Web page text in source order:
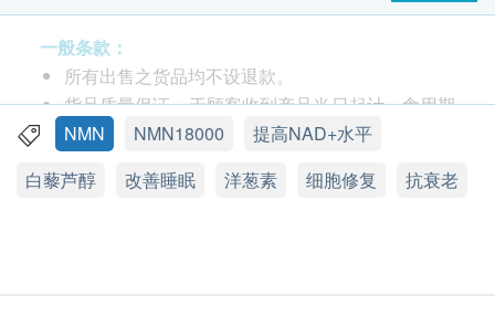
针对现代人追求的高质、高效生活而设计的高端科
技逆龄产品
【一樽能全方位减低所有因老化而生的身体问题】
进一步高效提升身体机能、改善肤质、整体效能都
有显著效果
拥有高效抗氧化因子，能高效修复基底细胞
一般条款：
所有出售之货品均不设退款。
货品质量保证，于顾客收到产品当日起计，食用期
应最少有12个月或以上。
供。
NMN NMN18000
提高NAD+水平
白藜芦醇
改善睡眠 洋葱素 细胞修复 抗衰老